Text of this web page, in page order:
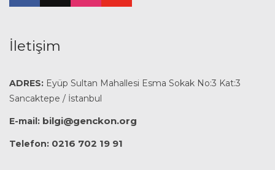
İletişim
ADRES: Eyüp Sultan Mahallesi Esma Sokak No:3 Kat:3
Sancaktepe / İstanbul
E-mail: bilgi@genckon.org
Telefon: 0216 702 19 91